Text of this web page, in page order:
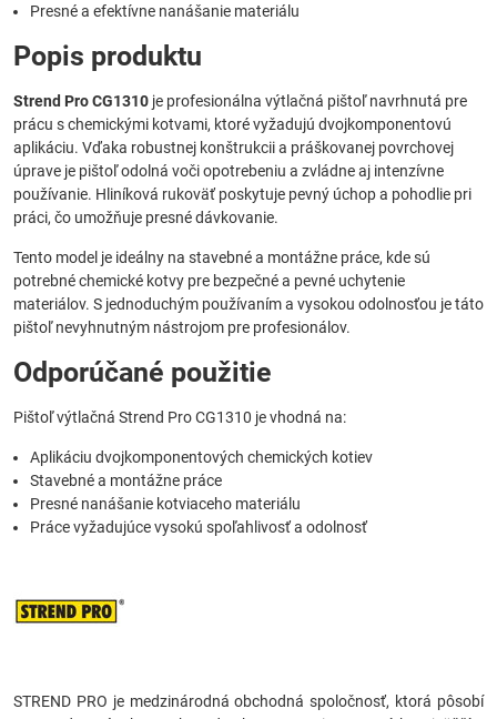
Presné a efektívne nanášanie materiálu
Popis produktu
Strend Pro CG1310 je profesionálna výtlačná pištoľ navrhnutá pre
prácu s chemickými kotvami, ktoré vyžadujú dvojkomponentovú
aplikáciu. Vďaka robustnej konštrukcii a práškovanej povrchovej
úprave je pištoľ odolná voči opotrebeniu a zvládne aj intenzívne
používanie. Hliníková rukoväť poskytuje pevný úchop a pohodlie pri
práci, čo umožňuje presné dávkovanie.
Tento model je ideálny na stavebné a montážne práce, kde sú
potrebné chemické kotvy pre bezpečné a pevné uchytenie
materiálov. S jednoduchým používaním a vysokou odolnosťou je táto
pištoľ nevyhnutným nástrojom pre profesionálov.
Odporúčané použitie
Pištoľ výtlačná Strend Pro CG1310 je vhodná na:
Aplikáciu dvojkomponentových chemických kotiev
Stavebné a montážne práce
Presné nanášanie kotviaceho materiálu
Práce vyžadujúce vysokú spoľahlivosť a odolnosť
STREND PRO je medzinárodná obchodná spoločnosť, ktorá pôsobí